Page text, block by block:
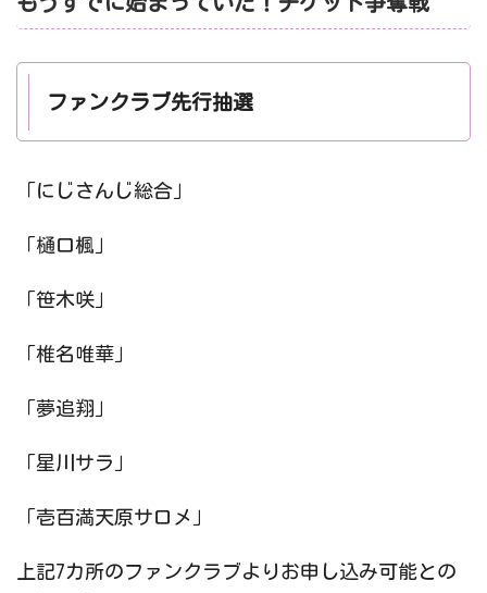
ファンクラブ先行抽選
「にじさんじ総合」
「樋口楓」
「笹木咲」
「椎名唯華」
「夢追翔」
「星川サラ」
「壱百満天原サロメ」
上記7カ所のファンクラブよりお申し込み可能との